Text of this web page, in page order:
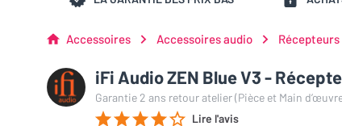
Accessoires Accessoires audio
iFi Audio ZEN Blue V3 -
Garantie 2 ans retour atelier (Pièce et Main
Lire l'avis